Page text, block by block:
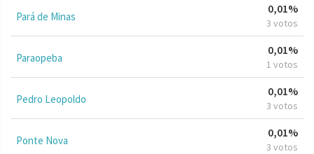
Pará de Minas
0,01%
3 votos
Paraopeba
0,01%
1 votos
Pedro Leopoldo
0,01%
3 votos
Ponte Nova
0,01%
3 votos